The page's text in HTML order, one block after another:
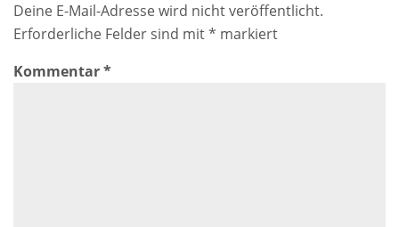
Deine E-Mail-Adresse wird nicht veröffentlicht.
Erforderliche Felder sind mit* markiert
Kommentar*